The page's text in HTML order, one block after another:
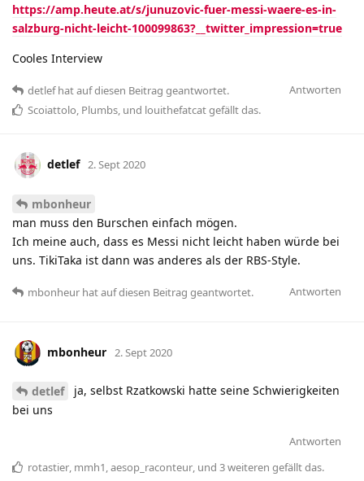
https://amp.heute.at/s/junuzovic-fuer-messi-waere-es-in-
salzburg-nicht-leicht-100099863?__twitter_impression=true
Cooles Interview
Antworten
detlef hatauf diesen Beitrag geantwortet.
Scoiattolo, Plumbs, und louithefatcatgefällt das.
detlef 2. Sept 2020
mbonheur
man muss den Burschen einfach mögen.
Ich meine auch, dass es Messi nicht leicht haben würde bei
uns. TikiTaka ist dann was anderes als der RBS-Style.
Antworten
mbonheur hatauf diesen Beitrag geantwortet.
mbonheur 2. Sept 2020
detlef
ja, selbst Rzatkowski hatte seine Schwierigkeiten
bei uns
Antworten
rotastier, mmh1,aesop_raconteur, und 3weiteren gefällt das.